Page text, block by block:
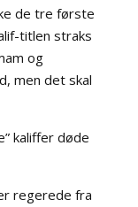
de tre første
titlen straks
og
men det skal
kaliffer døde
regerede fra